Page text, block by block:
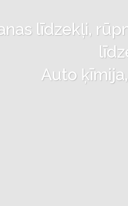
līdzekļi,
Auto